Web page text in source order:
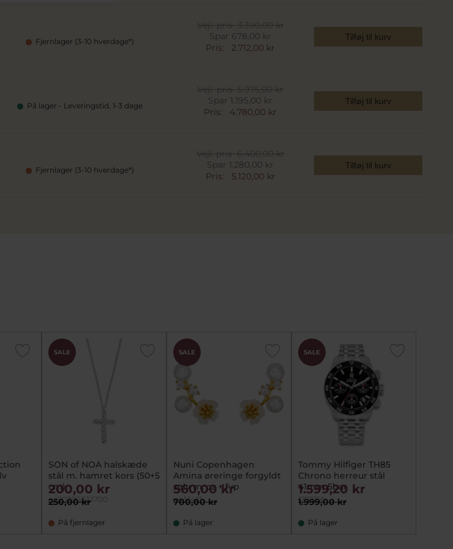
Fjernlager (3-10 hverdage*)
Vejl. pris3.390,00 kr
Spar 678,00 kr
Pris:
2.712,00 kr
Tilføj til kurv
På lager - Leveringstid, 1-3 dage
Vejl. pris5.975,00 kr
Spar 1.195,00 kr
Pris:
4.780,00 kr
Tilføj til kurv
Fjernlager (3-10 hverdage*)
Vejl. pris6.400,00 kr
Spar 1.280,00 kr
Pris:
5.120,00 kr
Tilføj til kurv
SALE
SON of NOA halskæde
stål m. hamret kors (50+5
cm)
na20890322700
250,00 kr
200,00 kr
På fjernlager
SALE
Nuni Copenhagen
Amina øreringe forgyldt
sølv m. cz + fvp
ncA1421
700,00 kr
560,00 kr
På lager
SALE
Tommy Hilfiger TH85
Chrono herreur stål
41mm 5bar
1792156
1.999,00 kr
1.599,20 kr
På lager